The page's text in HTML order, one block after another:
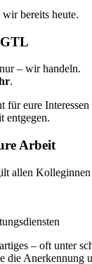
bereits heute.
– wir handeln.
.
für eure
entgegen.
Arbeit
allen
– oft unter
die Anerkennung